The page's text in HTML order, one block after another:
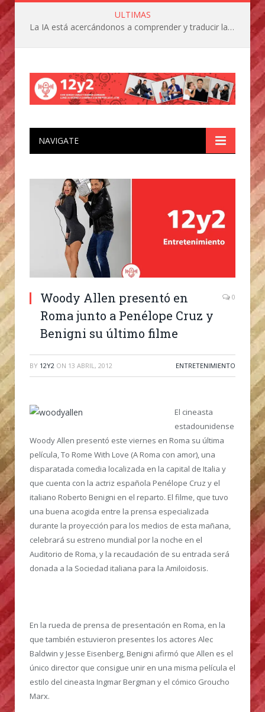
ULTIMAS
La IA está acercándonos a comprender y traducir las vocalizaciones y comportamientos de nuestras mascotas
NAVIGATE
Woody Allen presentó en
Roma junto a Penélope Cruz y
Benigni su último filme
0
BY 12Y2 ON 13 ABRIL, 2012 ENTRETENIMIENTO
El cineasta
estadounidense
Woody Allen presentó este viernes en Roma su última
película, To Rome With Love (A Roma con amor), una
disparatada comedia localizada en la capital de Italia y
que cuenta con la actriz española Penélope Cruz y el
italiano Roberto Benigni en el reparto. El filme, que tuvo
una buena acogida entre la prensa especializada
durante la proyección para los medios de esta mañana,
celebrará su estreno mundial por la noche en el
Auditorio de Roma, y la recaudación de su entrada será
donada a la Sociedad italiana para la Amiloidosis.
En la rueda de prensa de presentación en Roma, en la
que también estuvieron presentes los actores Alec
Baldwin y Jesse Eisenberg, Benigni afirmó que Allen es el
único director que consigue unir en una misma película el
estilo del cineasta Ingmar Bergman y el cómico Groucho
Marx.